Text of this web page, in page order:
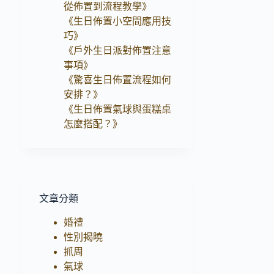
從佈置到流程教學》
《生日佈置小空間應用技
巧》
《戶外生日派對佈置注意
事項》
《驚喜生日佈置流程如何
安排？》
《生日佈置氣球與蛋糕桌
怎麼搭配？》
文章分類
婚禮
性別揭曉
抓周
氣球